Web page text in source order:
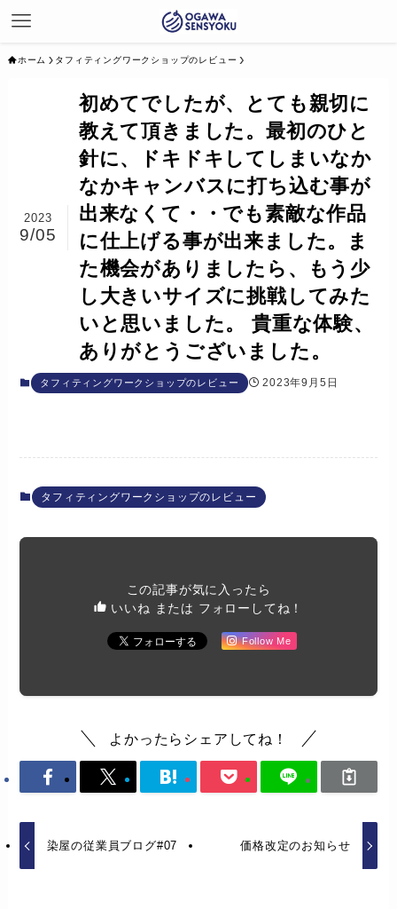
ホーム タフィティングワークショップのレビュー
初めてでしたが、とても親切に
教えて頂きました。最初のひと
針に、ドキドキしてしまいなか
なかキャンバスに打ち込む事が
出来なくて・・でも素敵な作品
に仕上げる事が出来ました。ま
た機会がありましたら、もう少
し大きいサイズに挑戦してみた
いと思いました。 貴重な体験、
ありがとうございました。
2023
9/05
タフィティングワークショップのレビュー 2023年9月5日
タフィティングワークショップのレビュー
この記事が気に入ったら
いいね または フォローしてね！
Follow Me
よかったらシェアしてね！
染屋の従業員ブログ#07 価格改定のお知らせ